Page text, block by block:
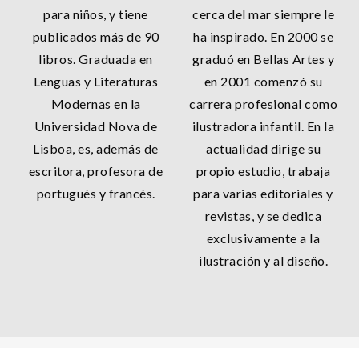
para niños, y tiene
publicados más de 90
libros. Graduada en
Lenguas y Literaturas
Modernas en la
Universidad Nova de
Lisboa, es, además de
escritora, profesora de
portugués y francés.
cerca del mar siempre le
ha inspirado. En 2000 se
graduó en Bellas Artes y
en 2001 comenzó su
carrera profesional como
ilustradora infantil. En la
actualidad dirige su
propio estudio, trabaja
para varias editoriales y
revistas, y se dedica
exclusivamente a la
ilustración y al diseño.